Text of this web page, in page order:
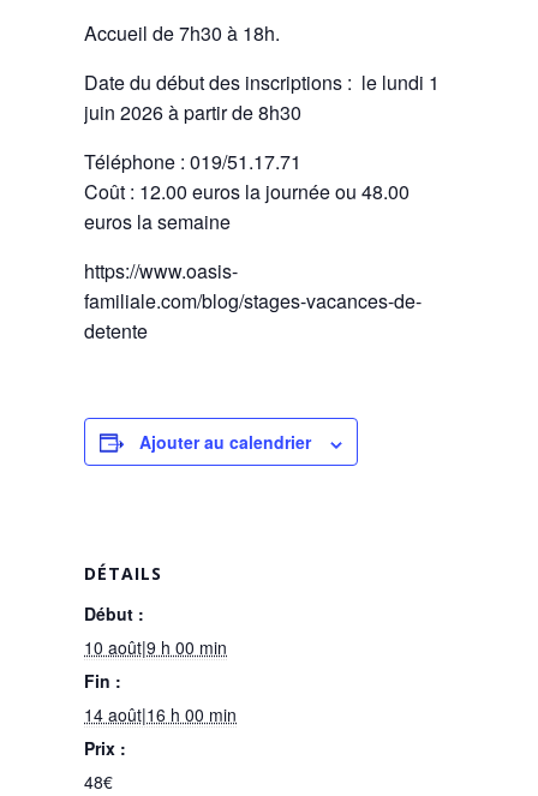
Accueil de 7h30 à 18h.
Date du début des inscriptions : le lundi 1
juin 2026 à partir de 8h30
Téléphone : 019/51.17.71
Coût : 12.00 euros la journée ou 48.00
euros la semaine
https://www.oasis-
familiale.com/blog/stages-vacances-de-
detente
Ajouter au calendrier
DÉTAILS
Début :
10 août|9 h 00 min
Fin :
14 août|16 h 00 min
Prix :
48€